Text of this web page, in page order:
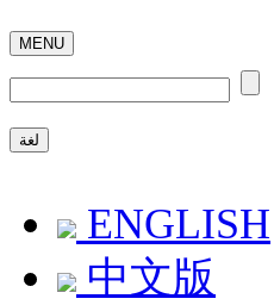
MENU
لغة
ENGLISH
中文版